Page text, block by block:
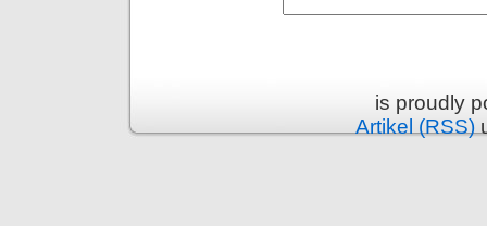
is proudly
Artikel (RSS)